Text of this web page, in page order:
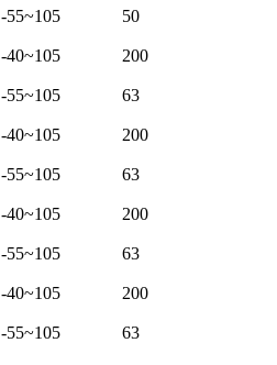
-55~105 50
-40~105 200
-55~105 63
-40~105 200
-55~105 63
-40~105 200
-55~105 63
-40~105 200
-55~105 63